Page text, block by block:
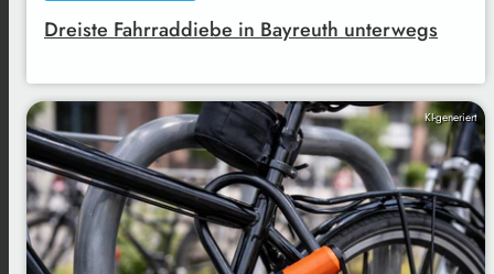
Dreiste Fahrraddiebe in Bayreuth unterwegs
KI-generiert